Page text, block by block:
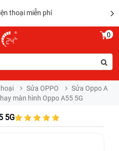
thoại miễn phí
0
Sửa OPPO
Sửa Oppo A
màn hình Oppo A55 5G
5G